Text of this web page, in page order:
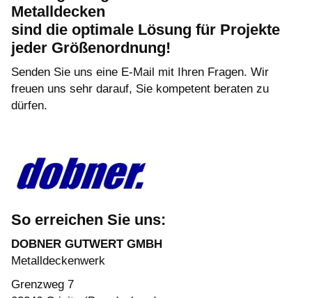
Metalldecken
sind die optimale Lösung für Projekte
jeder Größenordnung!
Senden Sie uns eine E-Mail mit Ihren Fragen. Wir
freuen uns sehr darauf, Sie kompetent beraten zu
dürfen.
So erreichen Sie uns:
DOBNER GUTWERT GMBH
Metalldeckenwerk
Grenzweg 7